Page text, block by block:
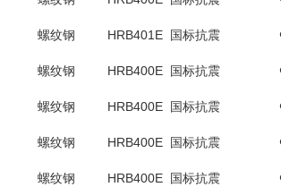
螺纹钢 HRB401E 国标抗震
螺纹钢 HRB400E 国标抗震
螺纹钢 HRB400E 国标抗震
螺纹钢 HRB400E 国标抗震
螺纹钢 HRB400E 国标抗震